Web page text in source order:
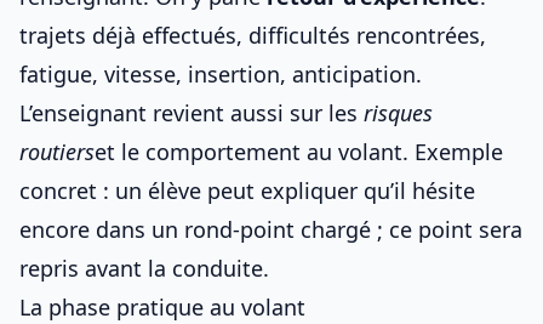
trajets déjà effectués, difficultés rencontrées,
fatigue, vitesse, insertion, anticipation.
L’enseignant revient aussi sur les risques
routierset le comportement au volant. Exemple
concret : un élève peut expliquer qu’il hésite
encore dans un rond-point chargé ; ce point sera
repris avant la conduite.
La phase pratique au volant